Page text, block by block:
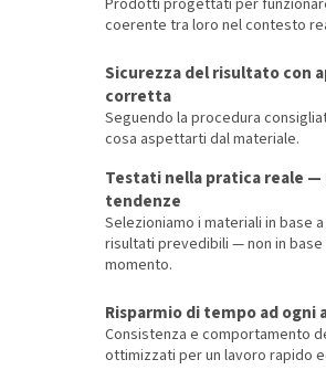
Prodotti progettati per
coerente tra loro nel contesto
Sicurezza del risultato con
corretta
Seguendo la procedura
cosa aspettarti dal materiale.
Testati nella pratica reale
tendenze
Selezioniamo i materiali in base
risultati prevedibili — non in
momento.
Risparmio di tempo ad ogni
Consistenza e comportamento
ottimizzati per un lavoro rapido